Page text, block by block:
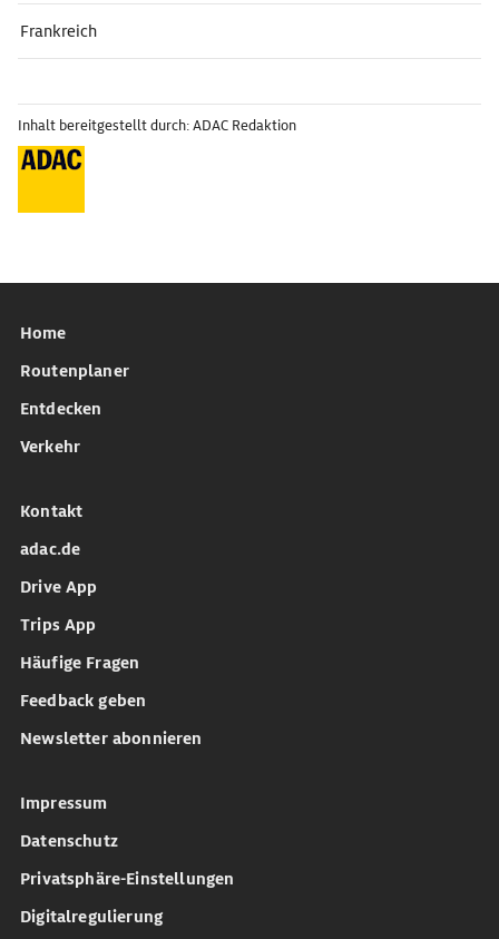
Frankreich
Inhalt bereitgestellt durch: ADAC Redaktion
Home
Routenplaner
Entdecken
Verkehr
Kontakt
adac.de
Drive App
Trips App
Häufige Fragen
Feedback geben
Newsletter abonnieren
Impressum
Datenschutz
Privatsphäre-Einstellungen
Digitalregulierung